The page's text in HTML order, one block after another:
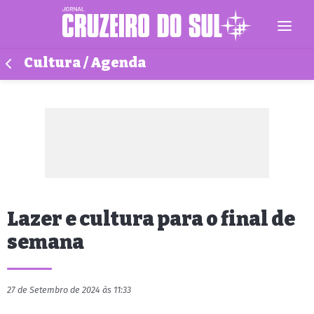
Cultura / Agenda
Lazer e cultura para o final de
semana
27 de Setembro de 2024 às 11:33